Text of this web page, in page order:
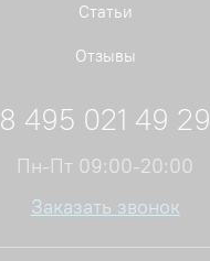
Статьи
Отзывы
8 495 021 49 29
Пн-Пт 09:00-20:00
Заказать звонок